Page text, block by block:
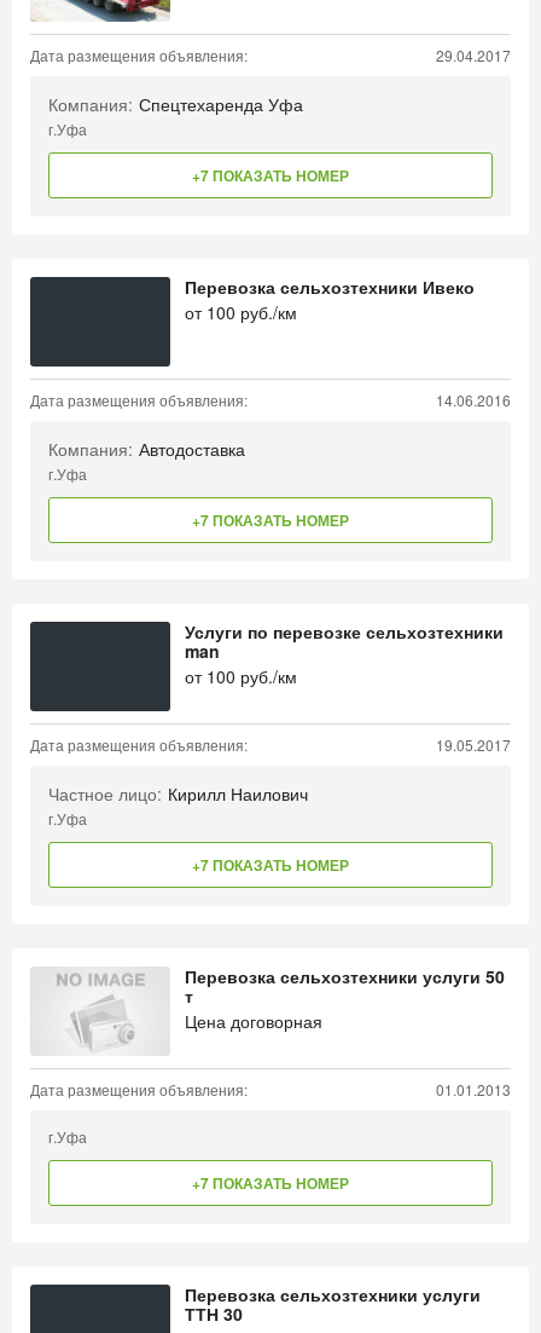
Дата размещения объявления: 29.04.2017
Компания: Спецтехаренда Уфа
г.Уфа
+7 ПОКАЗАТЬ НОМЕР
Перевозка сельхозтехники Ивеко
от 100 руб./км
Дата размещения объявления: 14.06.2016
Компания: Автодоставка
г.Уфа
+7 ПОКАЗАТЬ НОМЕР
Услуги по перевозке сельхозтехники
man
от 100 руб./км
Дата размещения объявления: 19.05.2017
Частное лицо: Кирилл Наилович
г.Уфа
+7 ПОКАЗАТЬ НОМЕР
Перевозка сельхозтехники услуги 50
т
Цена договорная
Дата размещения объявления: 01.01.2013
г.Уфа
+7 ПОКАЗАТЬ НОМЕР
Перевозка сельхозтехники услуги
ТТН 30